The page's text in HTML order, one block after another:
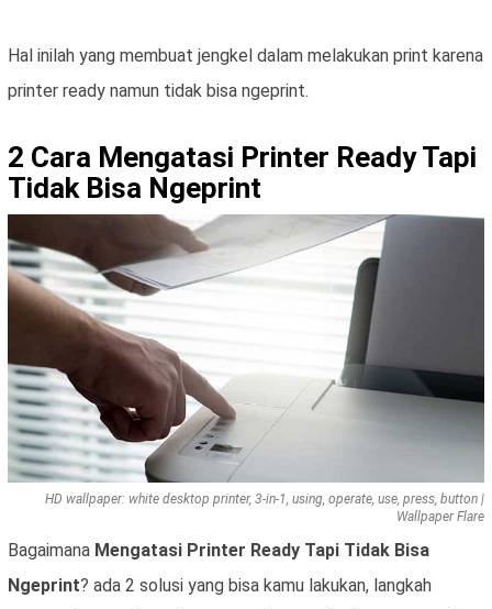
Hal inilah yang membuat jengkel dalam melakukan print karena
printer ready namun tidak bisa ngeprint.
2 Cara Mengatasi Printer Ready Tapi
Tidak Bisa Ngeprint
HD wallpaper: white desktop printer, 3-in-1, using, operate, use, press, button |
Wallpaper Flare
Bagaimana Mengatasi Printer Ready Tapi Tidak Bisa
Ngeprint? ada 2 solusi yang bisa kamu lakukan, langkah